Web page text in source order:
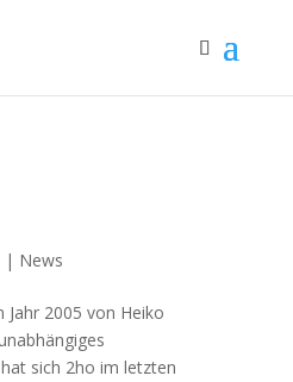
| News
2005 von Heiko
sich 2ho im letzten